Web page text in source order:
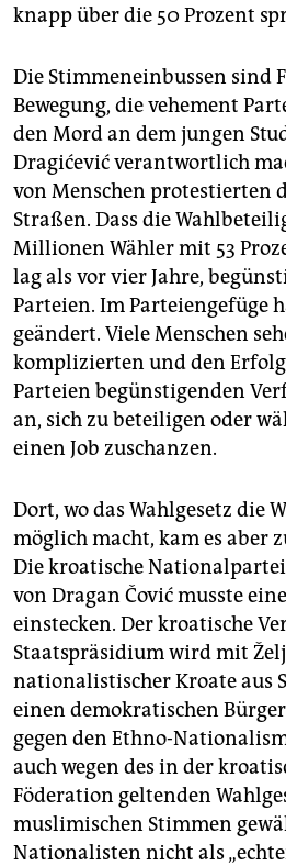
knapp über die 50 Prozent
Die Stimmeneinbussen sind
Bewegung, die vehement
den Mord an dem jungen
Dragićević verantwortlich
von Menschen protestierten
Straßen. Dass die
Millionen Wähler mit 53
lag als vor vier Jahre,
Parteien. Im Parteiengefüge
geändert. Viele Menschen
komplizierten und den
Parteien begünstigenden
an, sich zu beteiligen oder
einen Job zuschanzen.
Dort, wo das Wahlgesetz die
möglich macht, kam es aber
Die kroatische
von Dragan Čović musste
einstecken. Der kroatische
Staatspräsidium wird mit
nationalistischer Kroate aus
einen demokratischen
gegen den Ethno-
auch wegen des in der
Föderation geltenden
muslimischen Stimmen
Nationalisten nicht als